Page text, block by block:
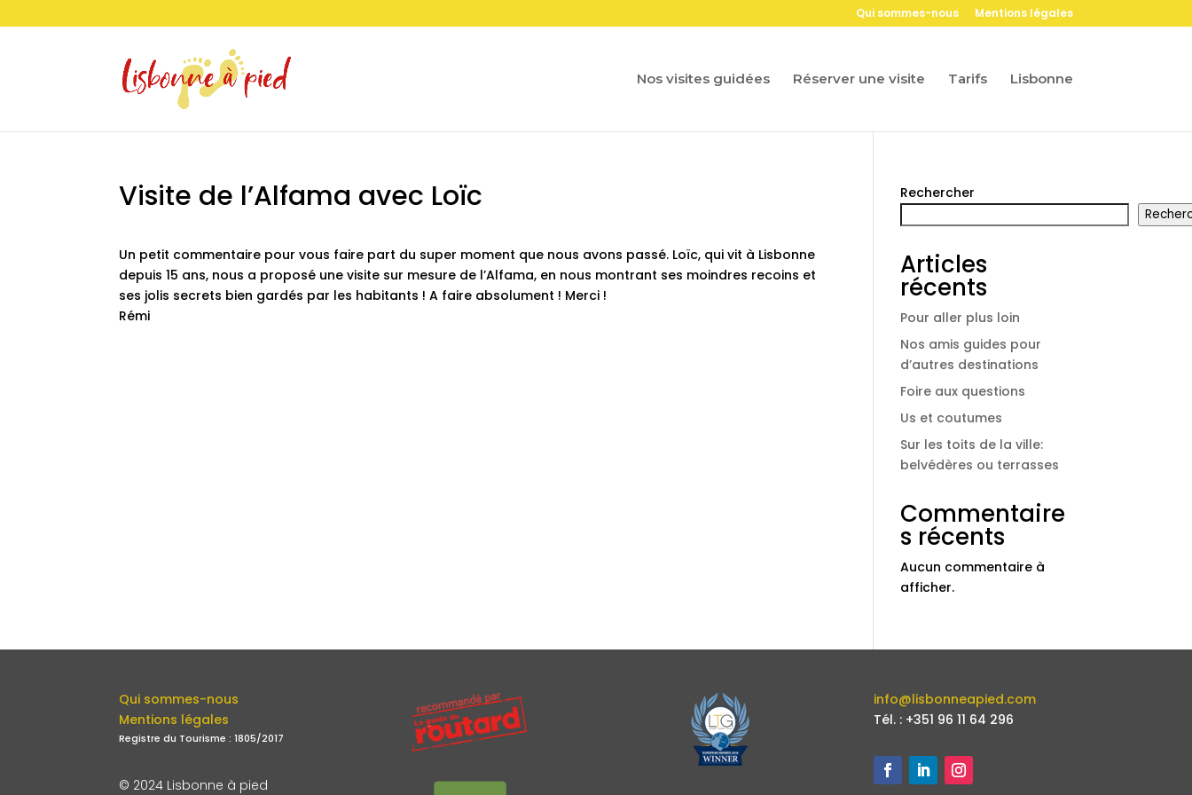
Qui sommes-nous Mentions légales
Nos visites guidées Réserver une visite Tarifs Lisbonne
Visite de l’Alfama avec Loïc
Un petit commentaire pour vous faire part du super moment que nous avons passé. Loïc, qui vit à Lisbonne
depuis 15 ans, nous a proposé une visite sur mesure de l’Alfama, en nous montrant ses moindres recoins et
ses jolis secrets bien gardés par les habitants ! A faire absolument ! Merci !
Rémi
Rechercher
Articles
récents
Pour aller plus loin
Nos amis guides pour
d’autres destinations
Foire aux questions
Us et coutumes
Sur les toits de la ville:
belvédères ou terrasses
Commentaire
s récents
Aucun commentaire à
afficher.
Qui sommes-nous
Mentions légales
Registre du Tourisme : 1805/2017
© 2024 Lisbonne à pied
info@lisbonneapied.com
Tél. : +351 96 11 64 296